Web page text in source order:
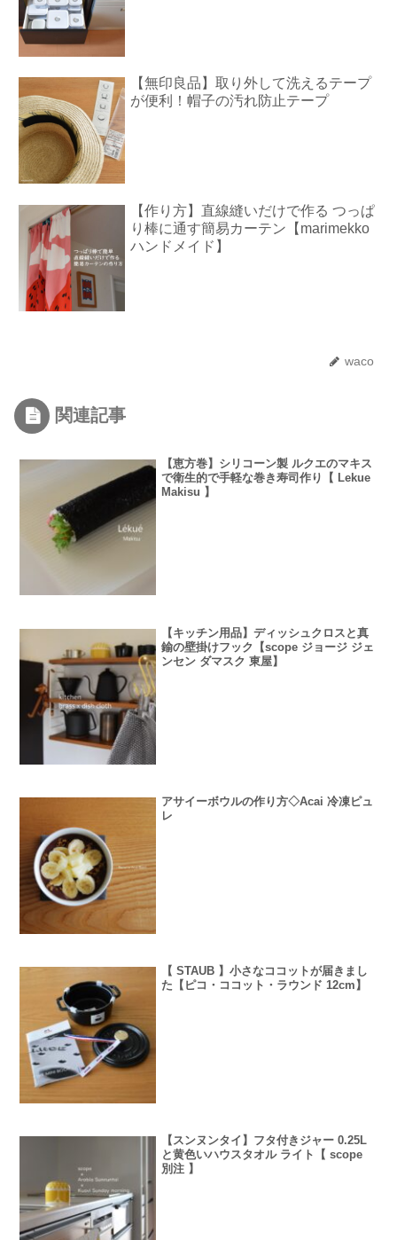
【無印良品】取り外して洗えるテープ
が便利！帽子の汚れ防止テープ
【作り方】直線縫いだけで作る つっぱ
り棒に通す簡易カーテン【marimekko
ハンドメイド】
waco
関連記事
【恵方巻】シリコーン製 ルクエのマキス
で衛生的で手軽な巻き寿司作り【 Lekue
Makisu 】
【キッチン用品】ディッシュクロスと真
鍮の壁掛けフック【scope ジョージ ジェ
ンセン ダマスク 東屋】
アサイーボウルの作り方◇Acai 冷凍ピュ
レ
【 STAUB 】小さなココットが届きまし
た【ピコ・ココット・ラウンド 12cm】
【スンヌンタイ】フタ付きジャー 0.25L
と黄色いハウスタオル ライト【 scope
別注 】